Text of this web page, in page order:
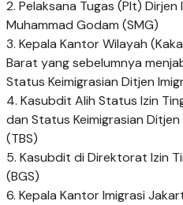
2. Pelaksana Tugas (Plt)
Muhammad Godam (SMG)
3. Kepala Kantor Wilayah
Barat yang sebelumnya
Status Keimigrasian Ditjen
4. Kasubdit Alih Status Izin
dan Status Keimigrasian
(TBS)
5. Kasubdit di Direktorat Izin
(BGS)
6. Kepala Kantor Imigrasi